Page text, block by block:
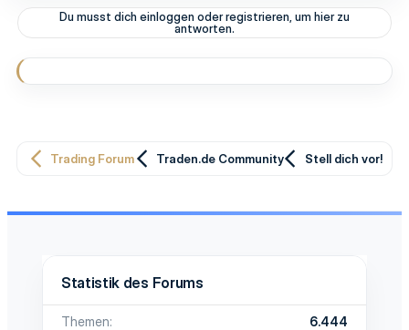
Du musst dich einloggen oder registrieren, um hier zu
antworten.
Trading Forum Traden.de Community Stell dich vor!
Statistik des Forums
Themen
6.444